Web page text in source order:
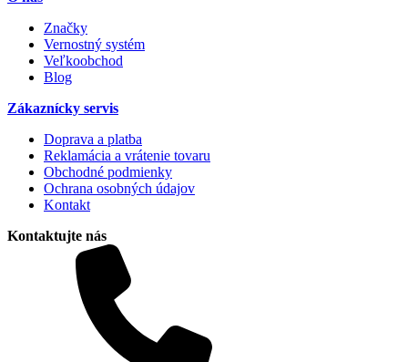
Značky
Vernostný systém
Veľkoobchod
Blog
Zákaznícky servis
Doprava a platba
Reklamácia a vrátenie tovaru
Obchodné podmienky
Ochrana osobných údajov
Kontakt
Kontaktujte nás